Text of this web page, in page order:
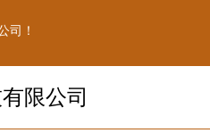
司！
限公司